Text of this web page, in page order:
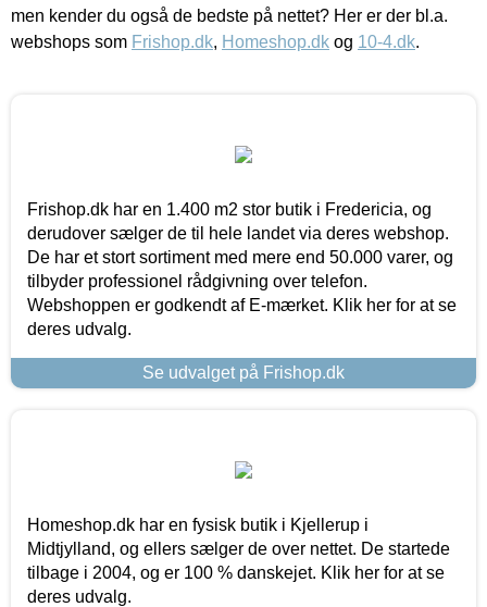
men kender du også de bedste på nettet? Her er der bl.a.
webshops som Frishop.dk, Homeshop.dk og 10-4.dk.
Frishop.dk har en 1.400 m2 stor butik i Fredericia, og
derudover sælger de til hele landet via deres webshop.
De har et stort sortiment med mere end 50.000 varer, og
tilbyder professionel rådgivning over telefon.
Webshoppen er godkendt af E-mærket. Klik her for at se
deres udvalg.
Se udvalget på Frishop.dk
Homeshop.dk har en fysisk butik i Kjellerup i
Midtjylland, og ellers sælger de over nettet. De startede
tilbage i 2004, og er 100 % danskejet. Klik her for at se
deres udvalg.